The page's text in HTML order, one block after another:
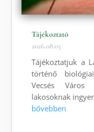
Tájékoztató
2026.08.05
Tájékoztatjuk a
történő
Vecsés Város
lakosoknak
bővebben